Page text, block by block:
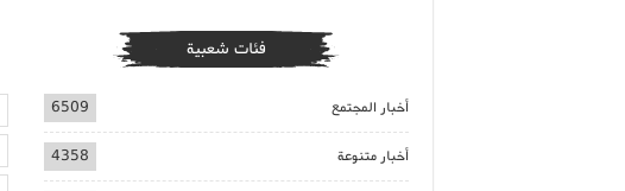
فئات شعبية
أخبار المجتمع 6509
أخبار متنوعة 4358